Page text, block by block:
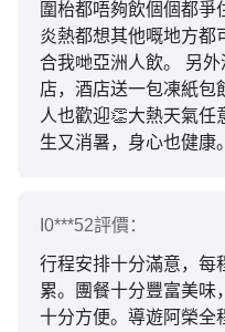
圍枱都唔夠飲個個都
炎熱都想其他嘅地方都
合我哋亞洲人飲。 另
店，酒店送一包凍紙包
人也歡迎👏大熱天氣任
生又消暑，身心也健康
I0***52評價：
行程安排十分滿意，每
累。團餐十分豐富美味
十分方便。導遊阿榮全